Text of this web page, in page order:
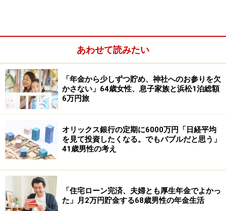
奨学金を借りた理由について「大学進学の際にアルバイ
トをすることが絶対条件だったが、それでも学費や家賃
を賄うのは難しかったので、先のことはあまり深くは考
えずに、奨学金制度を利用した」とすぴかすさん。
返済は生活に「まあまあ影響している」と回答。「働き
始める時には、月2万円程度なら問題ないと思っていた
が、いざ就職してみると、これまで必要なかった冠婚葬
あわせて読みたい
「年金から少しずつ貯め、神社へのお参りを欠
かさない」64歳女性、息子家族と浜松1泊総額
6万円旅
オリックス銀行の定期に6000万円「日経平均
を見て投資したくなる。でもバブルだと思う」
41歳男性の考え
「住宅ローン完済、夫婦とも厚生年金でよかっ
た」月2万円貯金する68歳男性の年金生活